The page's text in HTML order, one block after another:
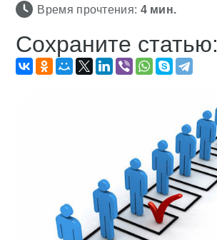
Время прочтения: 4мин.
Сохраните статью: